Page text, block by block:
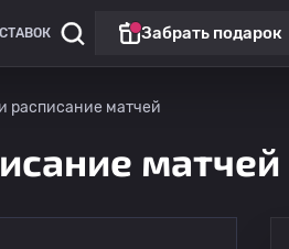
Забрать подарок
расписание матчей
матчей